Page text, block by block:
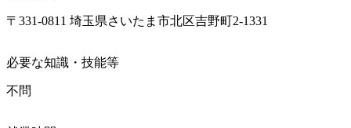
〒331-0811 埼玉県さいたま市北区吉野町2-1331
必要な知識・技能等
不問